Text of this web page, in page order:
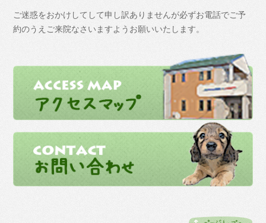
ご迷惑をおかけしてして申し訳ありませんが必ずお電話でご予
約のうえご来院なさいますようお願いいたします。